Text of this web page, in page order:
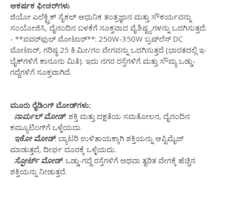
ಆಕರ್ಷಕ ಫೀಚರ್‌ಗಳು
ಜಿಯೋ ಎಲೆಕ್ಟ್ರಿಕ್ ಸೈಕಲ್ ಆಧುನಿಕ ತಂತ್ರಜ್ಞಾನ ಮತ್ತು ಸೌಕರ್ಯವನ್ನು
ಸಂಯೋಜಿಸಿ, ದೈನಂದಿನ ಬಳಕೆಗೆ ಸೂಕ್ತವಾದ ವೈಶಿಷ್ಟ್ಯಗಳನ್ನು ಒದಗಿಸುತ್ತದೆ:
- **ಪವರ್‌ಫುಲ್ ಮೋಟಾರ್**: 250W-350W ಬ್ರಷ್‌ಲೆಸ್ DC
ಮೋಟಾರ್, ಗರಿಷ್ಠ 25 ಕಿ.ಮೀ/ಗಂ ವೇಗವನ್ನು ಒದಗಿಸುತ್ತದೆ (ಭಾರತದಲ್ಲಿ ಇ-
ಬೈಕ್‌ಗಳಿಗೆ ಕಾನೂನು ಮಿತಿ). ಇದು ನಗರ ರಸ್ತೆಗಳಿಗೆ ಮತ್ತು ಸೌಮ್ಯ ಒಡ್ಡು-
ಗದ್ದೆಗಳಿಗೆ ಸೂಕ್ತವಾಗಿದೆ.
ಮೂರು ರೈಡಿಂಗ್ ಮೋಡ್‌ಗಳು:
ನಾರ್ಮಲ್ ಮೋಡ್: ಶಕ್ತಿ ಮತ್ತು ದಕ್ಷತೆಯ ಸಮತೋಲನ, ದೈನಂದಿನ
ಕಮ್ಯೂಟಿಂಗ್‌ಗೆ ಒಳ್ಳೆಯದು.
ಇಕೋ ಮೋಡ್: ಬ್ಯಾಟರಿ ಉಳಿತಾಯಕ್ಕಾಗಿ ಶಕ್ತಿಯನ್ನು ಆಪ್ಟಿಮೈಜ್
ಮಾಡುತ್ತದೆ, ದೀರ್ಘ ದೂರಕ್ಕೆ ಒಳ್ಳೆಯದು.
ಸ್ಪೋರ್ಟ್ ಮೋಡ್: ಒಡ್ಡು-ಗದ್ದೆ ರಸ್ತೆಗಳಿಗೆ ಅಥವಾ ತ್ವರಿತ ವೇಗಕ್ಕೆ ಹೆಚ್ಚಿನ
ಶಕ್ತಿಯನ್ನು ನೀಡುತ್ತದೆ.